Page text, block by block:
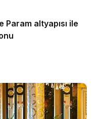
altyapısı ile